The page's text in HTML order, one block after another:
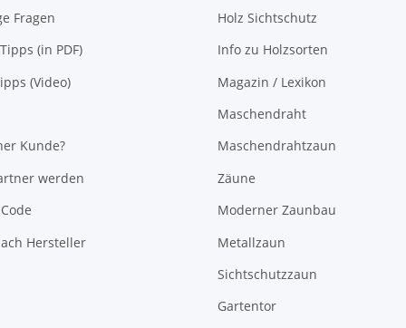
Fragen
(in PDF)
(Video)
Kunde?
werden
Hersteller
Holz Sichtschutz
Info zu Holzsorten
Magazin / Lexikon
Maschendraht
Maschendrahtzaun
Zäune
Moderner Zaunbau
Metallzaun
Sichtschutzzaun
Gartentor